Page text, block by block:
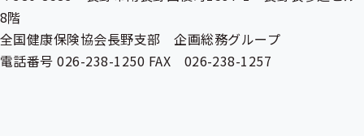
8階
全国健康保険協会長野支部 企画総務グループ
電話番号 026-238-1250 FAX 026-238-1257